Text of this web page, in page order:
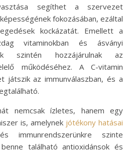
segíthet a szervezet
fokozásában, ezáltal
kockázatát. Emellett a
vitaminokban és ásványi
szintén hozzájárulnak az
működéséhez. A C-vitamin
játszik az immunválaszban, és a
nemcsak ízletes, hanem egy
is, amelynek jótékony hatásai
immunrendszerünkre szinte
található antioxidánsok és